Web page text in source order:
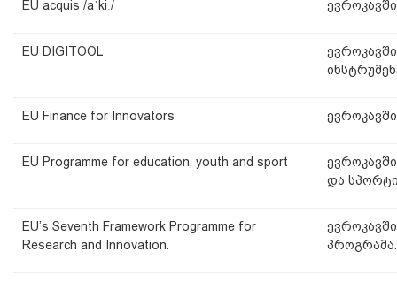
EU acquis /aˈkiː/
EU DIGITOOL
EU Finance for Innovators
EU Programme for education, youth and sport
და
EU’s Seventh Framework Programme for
Research and Innovation.
პროგრამა.